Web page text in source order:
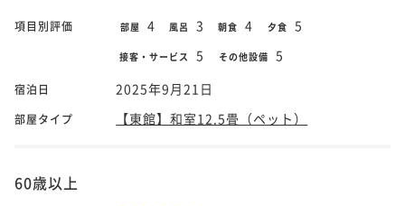
項目別評価 部屋 4 風呂 3 朝食 4 夕食 5
接客・サービス 5 その他設備 5
宿泊日 2025年9月21日
部屋タイプ 【東館】和室12.5畳（ペット）
60歳以上